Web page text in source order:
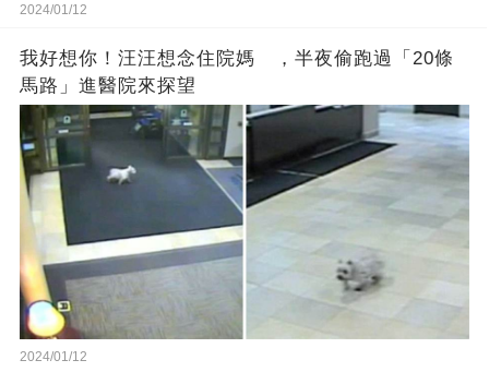
2024/01/12
我好想你！汪汪想念住院媽 ，半夜偷跑過「20條
馬路」進醫院來探望
2024/01/12